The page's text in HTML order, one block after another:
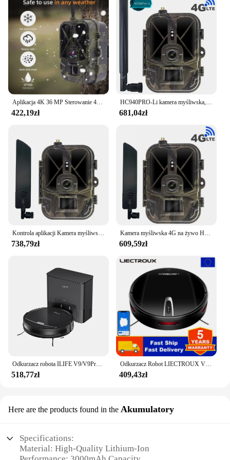
Aplikacja 4K 36 MP Sterowanie 4G Kamera myśliwska w chmurze Śledzenie na zewnątrz Bateria AA Night Vision 120° Wykrywanie rozpoznawczej dzikiej przyrody
422,19zł
HC940PRO-Li kamera myśliwska, 36MP, 4K, fotopułapki, 10000mAh Li-Battery, sterowanie aplikacją, usługa chmurowa do monitorowania dzikiej przyrody
681,04zł
Kontrola aplikacji Kamera myśliwska 4K 30fps z akumulatorem litowym 10000mAh HC940PRO-Li 36MP Usługa chmurkowa do monitorowania dzikiej przyrody Pułapki fotograficzne
738,79zł
Kamera myśliwska 4G na żywo HC940PRO-AA bez baterii litowej 4K 30M Media APP Clould Service Night Vision Photo Traps Cam
609,59zł
Odkurzacz robota ILIFE V9/V9Pro, samoopróżnianie, silne ssanie 3000Pa, nawigacja żyroskopowa, harmonogram, sterowanie App/Alexa, na sierść zwierząt
518,77zł
Odkurzacz Robot LIECTROUX V3S PRO,zestaw do mopowania na sucho i mokro, inteligentne mapowanie,aplikacja WiFi, ssanie 4KPa,silnik bezszczotkowy, współpracuje z Alexą,idealny do sierści zwierząt,dywanów, twardych podłóg
409,43zł
Here are the products found in the Akumulatory
Specifications:
Material: High-Quality Lithium-Ion